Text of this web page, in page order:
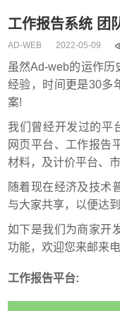
工作报告系统 团
AD-WEB 2022-05-09
虽然Ad-web的运作历
经验，时间更是30多
案!
我们曾经开发过的平
网页平台、工作报告
材料，及计价平台、
随着现在经济及技术
与大家共享，以便达
如下是我们为商家开
功能，欢迎您来邮来
工作报告平台: